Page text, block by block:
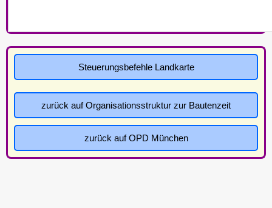
Steuerungsbefehle Landkarte
zurück auf Organisationsstruktur zur Bautenzeit
zurück auf OPD München